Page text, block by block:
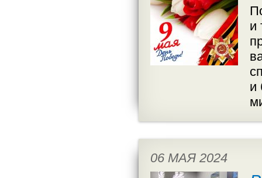
и
и
06 МАЯ 2024